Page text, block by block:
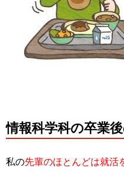
情報科学科の卒業
私の先輩のほとんどは就活